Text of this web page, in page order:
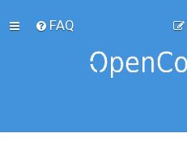
FAQ